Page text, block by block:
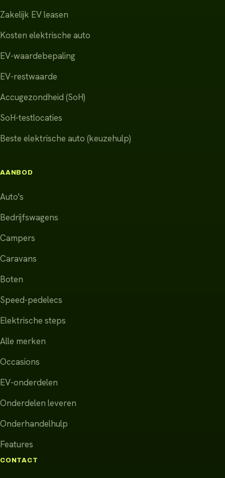
Zakelijk EV leasen
Kosten elektrische auto
EV-waardebepaling
EV-restwaarde
Accugezondheid (SoH)
SoH-testlocaties
Beste elektrische auto (keuzehulp)
AANBOD
Auto's
Bedrijfswagens
Campers
Caravans
Boten
Speed-pedelecs
Elektrische steps
Alle merken
Occasions
EV-onderdelen
Onderdelen leveren
Onderhandelhulp
Features
CONTACT